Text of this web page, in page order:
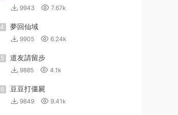
9943 7.67k
4 夢回仙域
9905 6.24k
5 道友請留步
9885 4.1k
6 豆豆打僵屍
9849 9.41k